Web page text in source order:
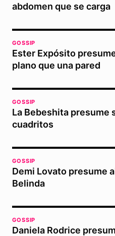
abdomen que se carga
GOSSIP
Ester Expósito
plano que una pared
GOSSIP
La Bebeshita presume
cuadritos
GOSSIP
Demi Lovato presume
Belinda
GOSSIP
Daniela Rodrice